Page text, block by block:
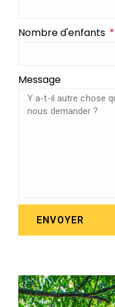
Nombre d'enfants
Message
ENVOYER